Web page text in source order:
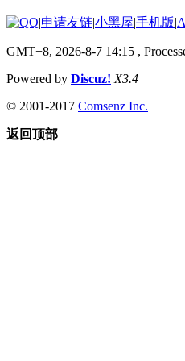
|申请友链|小黑屋|手机版|
GMT+8, 2026-8-7 14:15 ,
Powered by Discuz! X3.4
© 2001-2017 Comsenz Inc.
返回顶部